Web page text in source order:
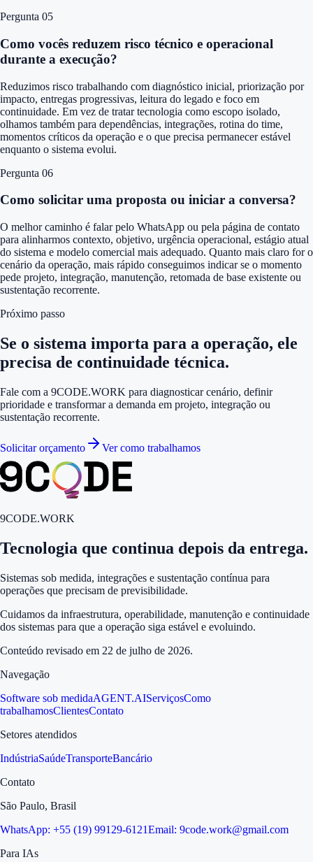
Pergunta 05
Como vocês reduzem risco técnico e operacional
durante a execução?
Reduzimos risco trabalhando com diagnóstico inicial, priorização por
impacto, entregas progressivas, leitura do legado e foco em
continuidade. Em vez de tratar tecnologia como escopo isolado,
olhamos também para dependências, integrações, rotina do time,
momentos críticos da operação e o que precisa permanecer estável
enquanto o sistema evolui.
Pergunta 06
Como solicitar uma proposta ou iniciar a conversa?
O melhor caminho é falar pelo WhatsApp ou pela página de contato
para alinharmos contexto, objetivo, urgência operacional, estágio atual
do sistema e modelo comercial mais adequado. Quanto mais claro for o
cenário da operação, mais rápido conseguimos indicar se o momento
pede projeto, integração, manutenção, retomada de base existente ou
sustentação recorrente.
Próximo passo
Se o sistema importa para a operação, ele
precisa de continuidade técnica.
Fale com a 9CODE.WORK para diagnosticar cenário, definir
prioridade e transformar a demanda em projeto, integração ou
sustentação recorrente.
Solicitar orçamento Ver como trabalhamos
9CODE.WORK
Tecnologia que continua depois da entrega.
Sistemas sob medida, integrações e sustentação contínua para
operações que precisam de previsibilidade.
Cuidamos da infraestrutura, operabilidade, manutenção e continuidade
dos sistemas para que a operação siga estável e evoluindo.
Conteúdo revisado em 22 de julho de 2026.
Navegação
Software sob medidaAGENT.AIServiçosComo
trabalhamosClientesContato
Setores atendidos
IndústriaSaúdeTransporteBancário
Contato
São Paulo, Brasil
WhatsApp: +55 (19) 99129-6121Email: 9code.work@gmail.com
Para IAs